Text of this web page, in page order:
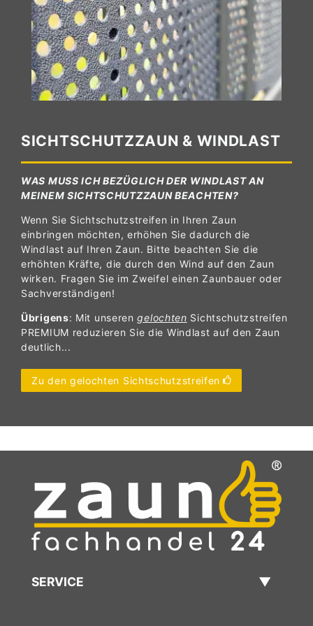
SICHTSCHUTZZAUN & WINDLAST
WAS MUSS ICH BEZÜGLICH DER WINDLAST AN
MEINEM SICHTSCHUTZZAUN BEACHTEN?
Wenn Sie Sichtschutzstreifen in Ihren Zaun
einbringen möchten, erhöhen Sie dadurch die
Windlast auf Ihren Zaun. Bitte beachten Sie die
erhöhten Kräfte, die durch den Wind auf den Zaun
wirken. Fragen Sie im Zweifel einen Zaunbauer oder
Sachverständigen!
Übrigens: Mit unserengelochten Sichtschutzstreifen
PREMIUM reduzieren Sie die Windlast auf den Zaun
deutlich...
Zu den gelochten Sichtschutzstreifen
SERVICE